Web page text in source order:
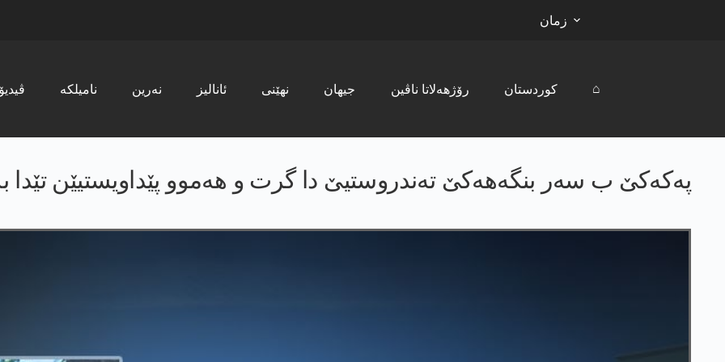
زمان
ڤیدیۆ نامیلکە نەرین ئانالیز نھێنی جیھان رۆژھەلاتا ناڤین کوردستان ⌂
په‌كه‌كێ ب سه‌ر بنگه‌هه‌كێ ته‌ندروستیێ دا گرت و هه‌موو پێداویستیێن تێدا